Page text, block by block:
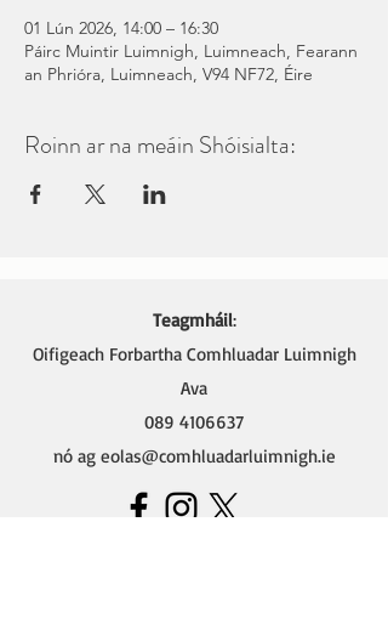
01 Lún 2026, 14:00 – 16:30
Páirc Muintir Luimnigh, Luimneach, Fearann
an Phrióra, Luimneach, V94 NF72, Éire
Roinn ar na meáin Shóisialta:
Teagmháil:
Oifigeach Forbartha Comhluadar Luimnigh
Ava
089 4106637
nó ag eolas@comhluadarluimnigh.ie